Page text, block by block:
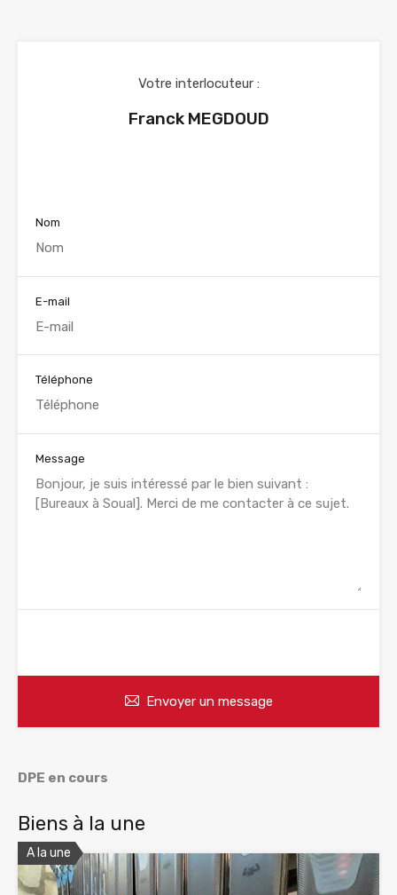
Votre interlocuteur :
Franck MEGDOUD
Nom
E-mail
Téléphone
Message
Envoyer un message
DPE en cours
Biens à la une
A la une